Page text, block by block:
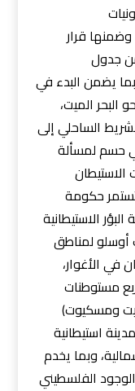
قرار
جدول
يضمن البدء في
الميت،
الساحلي إلى
حسم لمسألة
تستمر حكومة
الاستيطانية
أوسلو لمناطق
في الأغوار،
مستوطنات
ومسكيوت)
استيطانية
وبما يخدم
الفلسطيني